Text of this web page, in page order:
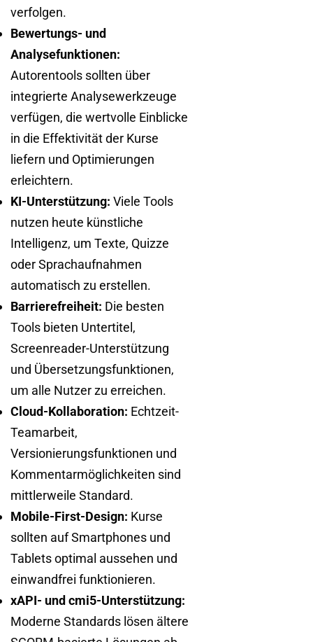
verfolgen.
Bewertungs- und
Analysefunktionen:
Autorentools sollten über
integrierte Analysewerkzeuge
verfügen, die wertvolle Einblicke
in die Effektivität der Kurse
liefern und Optimierungen
erleichtern.
KI-Unterstützung: Viele Tools
nutzen heute künstliche
Intelligenz, um Texte, Quizze
oder Sprachaufnahmen
automatisch zu erstellen.
Barrierefreiheit: Die besten
Tools bieten Untertitel,
Screenreader-Unterstützung
und Übersetzungsfunktionen,
um alle Nutzer zu erreichen.
Cloud-Kollaboration: Echtzeit-
Teamarbeit,
Versionierungsfunktionen und
Kommentarmöglichkeiten sind
mittlerweile Standard.
Mobile-First-Design: Kurse
sollten auf Smartphones und
Tablets optimal aussehen und
einwandfrei funktionieren.
xAPI- und cmi5-Unterstützung:
Moderne Standards lösen ältere